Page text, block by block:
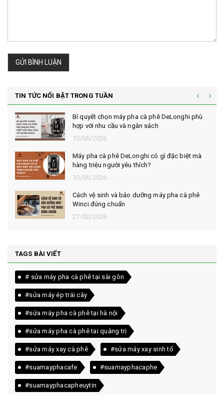
GỬI BÌNH LUẬN
TIN TỨC NỔI BẬT TRONG TUẦN
Bí quyết chọn máy pha cà phê DeLonghi phù
hợp với nhu cầu và ngân sách
10/06/2026
Máy pha cà phê DeLonghi có gì đặc biệt mà
hàng triệu người yêu thích?
10/06/2026
Cách vệ sinh và bảo dưỡng máy pha cà phê
Winci đúng chuẩn
27/02/2026
TAGS BÀI VIẾT
# sửa máy pha cà phê tại sài gòn
#sửa máy ép trái cây
#sửa máy pha cà phê tại hà nội
#sửa máy pha cà phê tai quảng trị
#sửa máy xay cà phê #sửa máy xay sinh tố
#suamayphacafe #suamayphacaphe
#suamayphacapheuytin